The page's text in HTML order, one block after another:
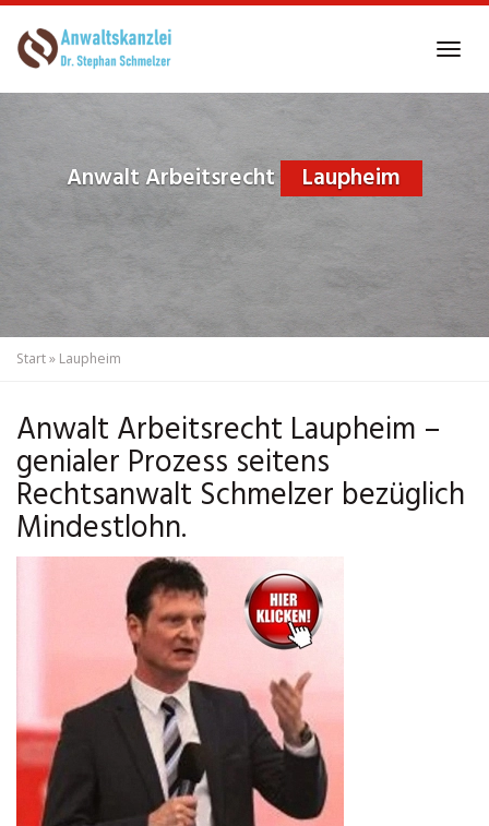
to
Anwalt Arbeitsrecht Laupheim
Start» Laupheim
Anwalt Arbeitsrecht Laupheim –
genialer Prozess seitens
Rechtsanwalt Schmelzer bezüglich
Mindestlohn.